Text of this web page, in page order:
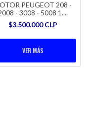
PEUGEOT 208 -
- 3008 - 5008 1....
$3.500.000 CLP
VER MÁS